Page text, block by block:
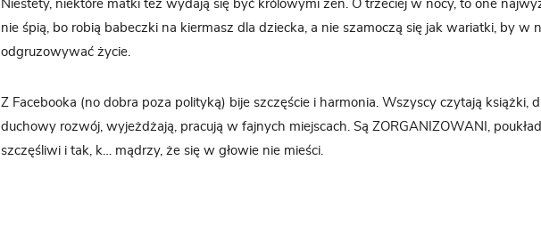
Niestety, niektóre matki też wydają się być królowymi zen. O trzeciej w nocy, to one
nie śpią, bo robią babeczki na kiermasz dla dziecka, a nie szamoczą się jak wariatki, by w
odgruzowywać życie.
Z Facebooka (no dobra poza polityką) bije szczęście i harmonia. Wszyscy czytają książki,
duchowy rozwój, wyjeżdżają, pracują w fajnych miejscach. Są ZORGANIZOWANI,
szczęśliwi i tak, k… mądrzy, że się w głowie nie mieści.